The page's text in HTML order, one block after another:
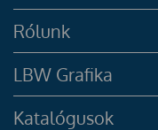
Rólunk
LBW Grafika
Katalógusok